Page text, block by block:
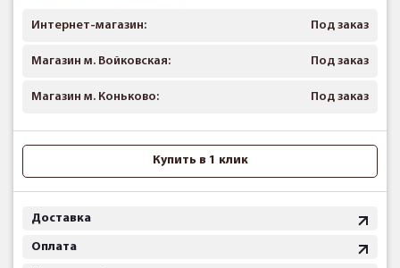
Интернет-магазин: Под заказ
Магазин м. Войковская: Под заказ
Магазин м. Коньково: Под заказ
Купить в 1 клик
Доставка
Оплата